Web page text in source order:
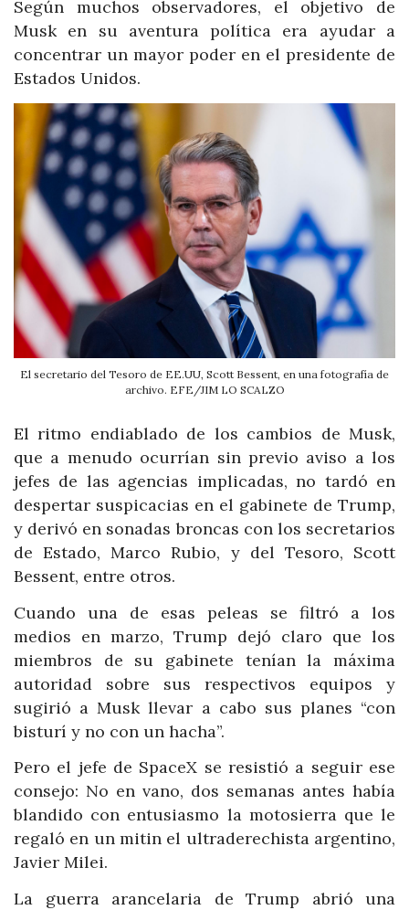
Según muchos observadores, el objetivo de
Musk en su aventura política era ayudar a
concentrar un mayor poder en el presidente de
Estados Unidos.
El secretario del Tesoro de EE.UU, Scott Bessent, en una fotografía de
archivo. EFE/JIM LO SCALZO
El ritmo endiablado de los cambios de Musk,
que a menudo ocurrían sin previo aviso a los
jefes de las agencias implicadas, no tardó en
despertar suspicacias en el gabinete de Trump,
y derivó en sonadas broncas con los secretarios
de Estado, Marco Rubio, y del Tesoro, Scott
Bessent, entre otros.
Cuando una de esas peleas se filtró a los
medios en marzo, Trump dejó claro que los
miembros de su gabinete tenían la máxima
autoridad sobre sus respectivos equipos y
sugirió a Musk llevar a cabo sus planes “con
bisturí y no con un hacha”.
Pero el jefe de SpaceX se resistió a seguir ese
consejo: No en vano, dos semanas antes había
blandido con entusiasmo la motosierra que le
regaló en un mitin el ultraderechista argentino,
Javier Milei.
La guerra arancelaria de Trump abrió una